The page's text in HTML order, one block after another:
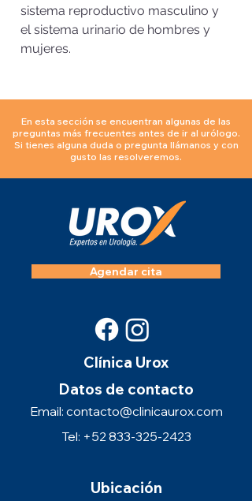
sistema reproductivo masculino y
el sistema urinario de hombres y
mujeres.
En esta sección se encuentran algunas de las
preguntas más frecuentes antes de ir al urólogo.
Si tienes alguna duda o pregunta llámanos y con
gusto las resolveremos.
Agendar cita
Clínica Urox
Datos de contacto
Email: contacto@clinicaurox.com
Tel: +52 833-325-2423
Ubicación